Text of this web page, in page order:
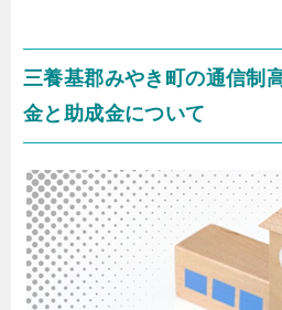
三養基郡みやき町の通信制
金と助成金について